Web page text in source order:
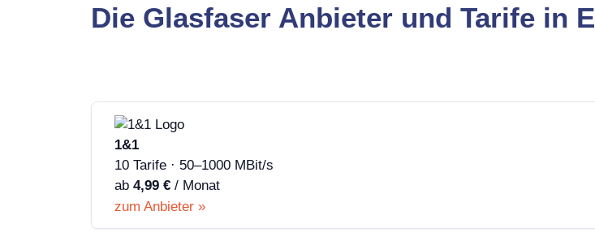
Die Glasfaser Anbieter und Tarife in
1&1
10 Tarife · 50–1000 MBit/s
ab 4,99 € / Monat
zum Anbieter »